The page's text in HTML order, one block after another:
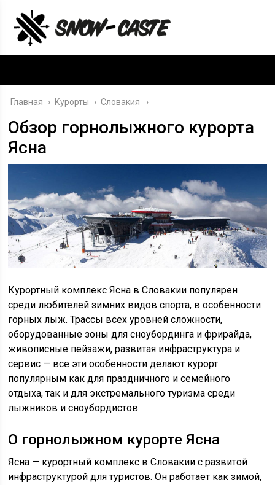
Главная › Курорты › Словакия
Обзор горнолыжного курорта
Ясна
Курортный комплекс Ясна в Словакии популярен
среди любителей зимних видов спорта, в особенности
горных лыж. Трассы всех уровней сложности,
оборудованные зоны для сноубординга и фрирайда,
живописные пейзажи, развитая инфраструктура и
сервис — все эти особенности делают курорт
популярным как для праздничного и семейного
отдыха, так и для экстремального туризма среди
лыжников и сноубордистов.
О горнолыжном курорте Ясна
Ясна — курортный комплекс в Словакии с развитой
инфраструктурой для туристов. Он работает как зимой,